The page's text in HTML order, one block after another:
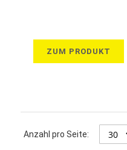
ZUM PRODUKT
Anzahl pro Seite: